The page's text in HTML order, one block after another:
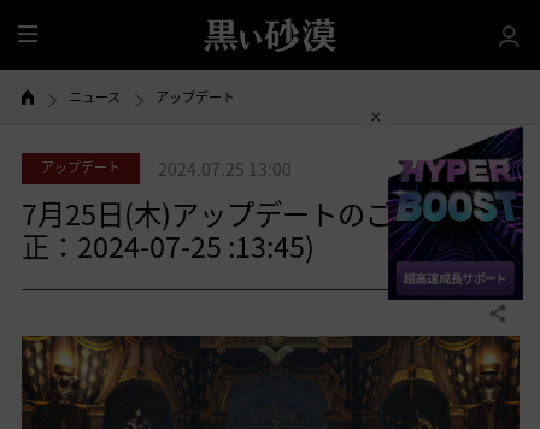
全
体
ニュース アップデート
アップデート 2024.07.25 13:00
7月25日(木)アップデートのご案内(修
正：2024-07-25 :13:45)
共有する